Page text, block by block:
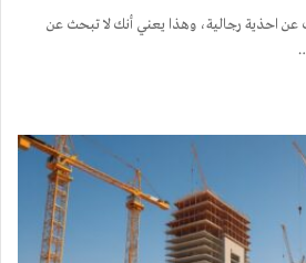
عن احذية رجالية، وهذا يعني أنك لا تبحث عن